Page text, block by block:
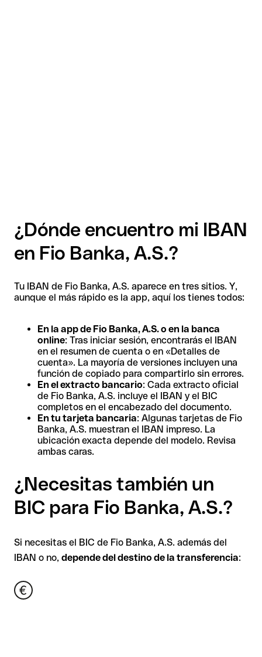
¿Dónde encuentro mi IBAN
en Fio Banka, A.S.?
Tu IBAN de Fio Banka, A.S. aparece en tres sitios. Y,
aunque el más rápido es la app, aquí los tienes todos:
En la app de Fio Banka, A.S. o en la banca
online: Tras iniciar sesión, encontrarás el IBAN
en el resumen de cuenta o en «Detalles de
cuenta». La mayoría de versiones incluyen una
función de copiado para compartirlo sin errores.
En el extracto bancario: Cada extracto oficial
de Fio Banka, A.S. incluye el IBAN y el BIC
completos en el encabezado del documento.
En tu tarjeta bancaria: Algunas tarjetas de Fio
Banka, A.S. muestran el IBAN impreso. La
ubicación exacta depende del modelo. Revisa
ambas caras.
¿Necesitas también un
BIC para Fio Banka, A.S.?
Si necesitas el BIC de Fio Banka, A.S. además del
IBAN o no, depende del destino de la transferencia: